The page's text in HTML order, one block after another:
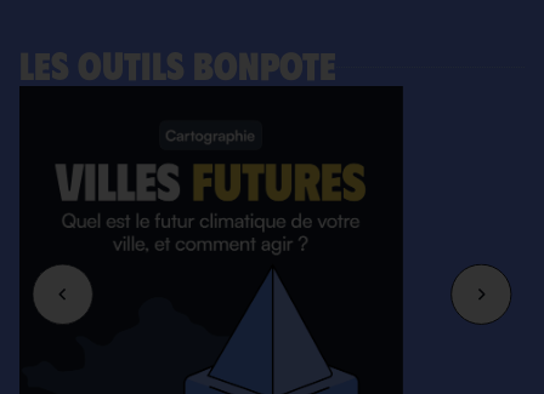
LES OUTILS BONPOTE